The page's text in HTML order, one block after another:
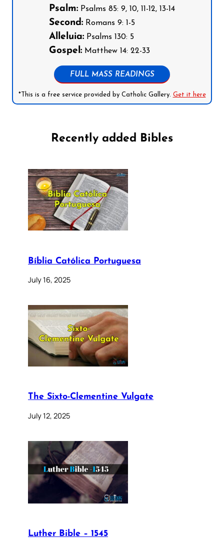
Psalm: Psalms 85: 9, 10, 11-12, 13-14
Second: Romans 9: 1-5
Alleluia: Psalms 130: 5
Gospel: Matthew 14: 22-33
FULL MASS READINGS
*This is a free service provided by Catholic Gallery. Get it here
Recently added Bibles
Bíblia Católica Portuguesa
July 16, 2025
The Sixto-Clementine Vulgate
July 12, 2025
Luther Bible – 1545